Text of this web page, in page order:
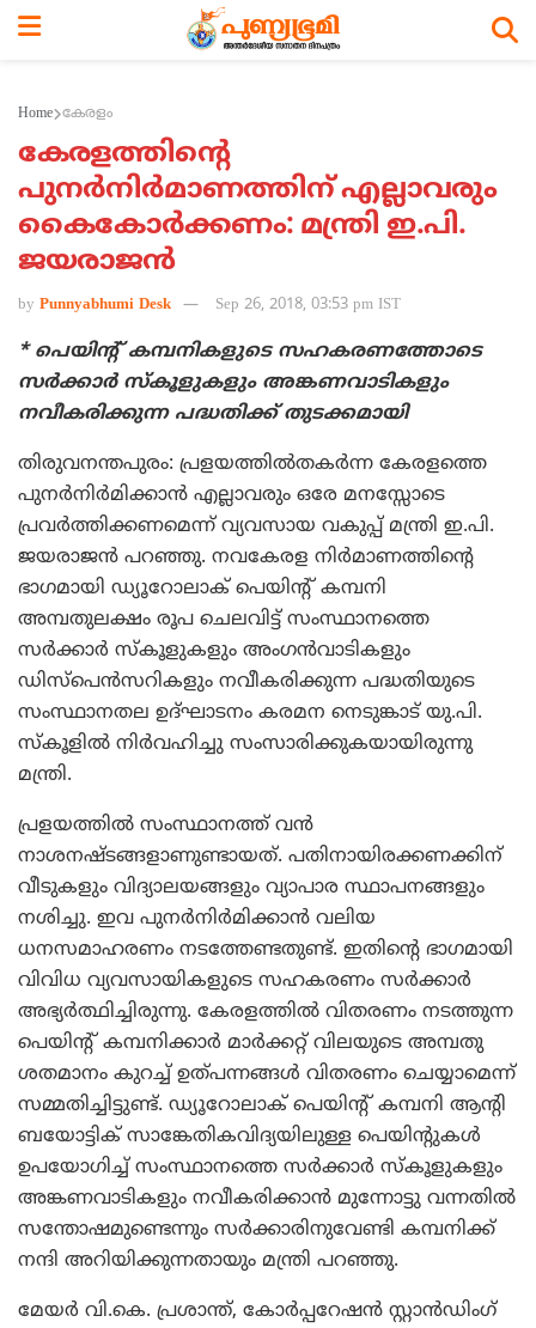
Home കേരളം
കേരളത്തിന്റെ
പുനര്‍നിര്‍മാണത്തിന് എല്ലാവരും
കൈകോര്‍ക്കണം: മന്ത്രി ഇ.പി.
ജയരാജന്‍
by Punnyabhumi Desk Sep 26, 2018, 03:53 pm IST
* പെയിന്റ് കമ്പനികളുടെ സഹകരണത്തോടെ
സര്‍ക്കാര്‍ സ്‌കൂളുകളും അങ്കണവാടികളും
നവീകരിക്കുന്ന പദ്ധതിക്ക് തുടക്കമായി
തിരുവനന്തപുരം: പ്രളയത്തില്‍തകര്‍ന്ന കേരളത്തെ
പുനര്‍നിര്‍മിക്കാന്‍ എല്ലാവരും ഒരേ മനസ്സോടെ
പ്രവര്‍ത്തിക്കണമെന്ന് വ്യവസായ വകുപ്പ് മന്ത്രി ഇ.പി.
ജയരാജന്‍ പറഞ്ഞു. നവകേരള നിര്‍മാണത്തിന്റെ
ഭാഗമായി ഡ്യൂറോലാക് പെയിന്റ് കമ്പനി
അമ്പതുലക്ഷം രൂപ ചെലവിട്ട് സംസ്ഥാനത്തെ
സര്‍ക്കാര്‍ സ്‌കൂളുകളും അംഗന്‍വാടികളും
ഡിസ്പെന്‍സറികളും നവീകരിക്കുന്ന പദ്ധതിയുടെ
സംസ്ഥാനതല ഉദ്ഘാടനം കരമന നെടുങ്കാട് യു.പി.
സ്‌കൂളില്‍ നിര്‍വഹിച്ചു സംസാരിക്കുകയായിരുന്നു
മന്ത്രി.
പ്രളയത്തില്‍ സംസ്ഥാനത്ത് വന്‍
നാശനഷ്ടങ്ങളാണുണ്ടായത്. പതിനായിരക്കണക്കിന്
വീടുകളും വിദ്യാലയങ്ങളും വ്യാപാര സ്ഥാപനങ്ങളും
നശിച്ചു. ഇവ പുനര്‍നിര്‍മിക്കാന്‍ വലിയ
ധനസമാഹരണം നടത്തേണ്ടതുണ്ട്. ഇതിന്റെ ഭാഗമായി
വിവിധ വ്യവസായികളുടെ സഹകരണം സര്‍ക്കാര്‍
അഭ്യര്‍ത്ഥിച്ചിരുന്നു. കേരളത്തില്‍ വിതരണം നടത്തുന്ന
പെയിന്റ് കമ്പനിക്കാര്‍ മാര്‍ക്കറ്റ് വിലയുടെ അമ്പതു
ശതമാനം കുറച്ച് ഉത്പന്നങ്ങള്‍ വിതരണം ചെയ്യാമെന്ന്
സമ്മതിച്ചിട്ടുണ്ട്. ഡ്യൂറോലാക് പെയിന്റ് കമ്പനി ആന്റി
ബയോട്ടിക് സാങ്കേതികവിദ്യയിലുള്ള പെയിന്റുകള്‍
ഉപയോഗിച്ച് സംസ്ഥാനത്തെ സര്‍ക്കാര്‍ സ്‌കൂളുകളും
അങ്കണവാടികളും നവീകരിക്കാന്‍ മുന്നോട്ടു വന്നതില്‍
സന്തോഷമുണ്ടെന്നും സര്‍ക്കാരിനുവേണ്ടി കമ്പനിക്ക്
നന്ദി അറിയിക്കുന്നതായും മന്ത്രി പറഞ്ഞു.
മേയര്‍ വി.കെ. പ്രശാന്ത്, കോര്‍പ്പറേഷന്‍ സ്റ്റാന്‍ഡിംഗ്